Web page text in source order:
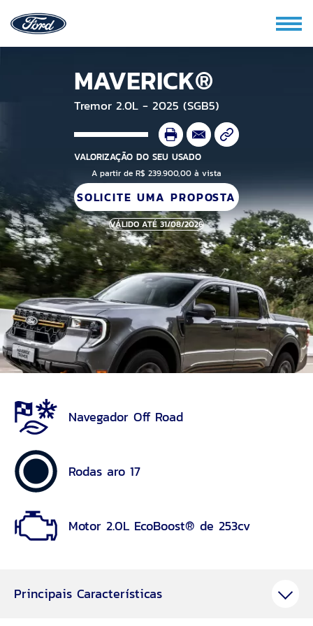
MAVERICK®
Tremor 2.0L - 2025 (SGB5)
VALORIZAÇÃO DO SEU USADO
A partir de R$ 239.900,00 à vista
SOLICITE UMA PROPOSTA
VÁLIDO ATÉ 31/08/2026
Navegador Off Road
Rodas aro 17
Motor 2.0L EcoBoost® de 253cv
Principais Características